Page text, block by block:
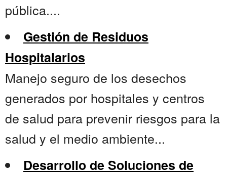
pública....
Gestión de Residuos
Hospitalarios
Manejo seguro de los desechos
generados por hospitales y centros
de salud para prevenir riesgos para la
salud y el medio ambiente...
Desarrollo de Soluciones de